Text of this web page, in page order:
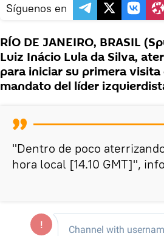
Síguenos en
RÍO DE JANEIRO, BRASIL
Luiz Inácio Lula da Silva,
para iniciar su primera
mandato del líder
"Dentro de poco
hora local [14.10 GMT]",